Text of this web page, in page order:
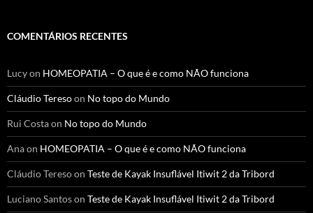
COMENTÁRIOS RECENTES
Lucyon HOMEOPATIA – O que é e como NÃO funciona
Cláudio Teresoon No topo do Mundo
Rui Costaon No topo do Mundo
Anaon HOMEOPATIA – O que é e como NÃO funciona
Cláudio Teresoon Teste de Kayak Insuflável Itiwit 2 da Tribord
Luciano Santoson Teste de Kayak Insuflável Itiwit 2 da Tribord